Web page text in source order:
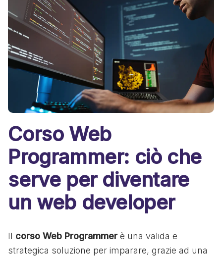
Corso Web
Programmer: ciò che
serve per diventare
un web developer
Il corso Web Programmerè una valida e
strategica soluzione per imparare, grazie ad una